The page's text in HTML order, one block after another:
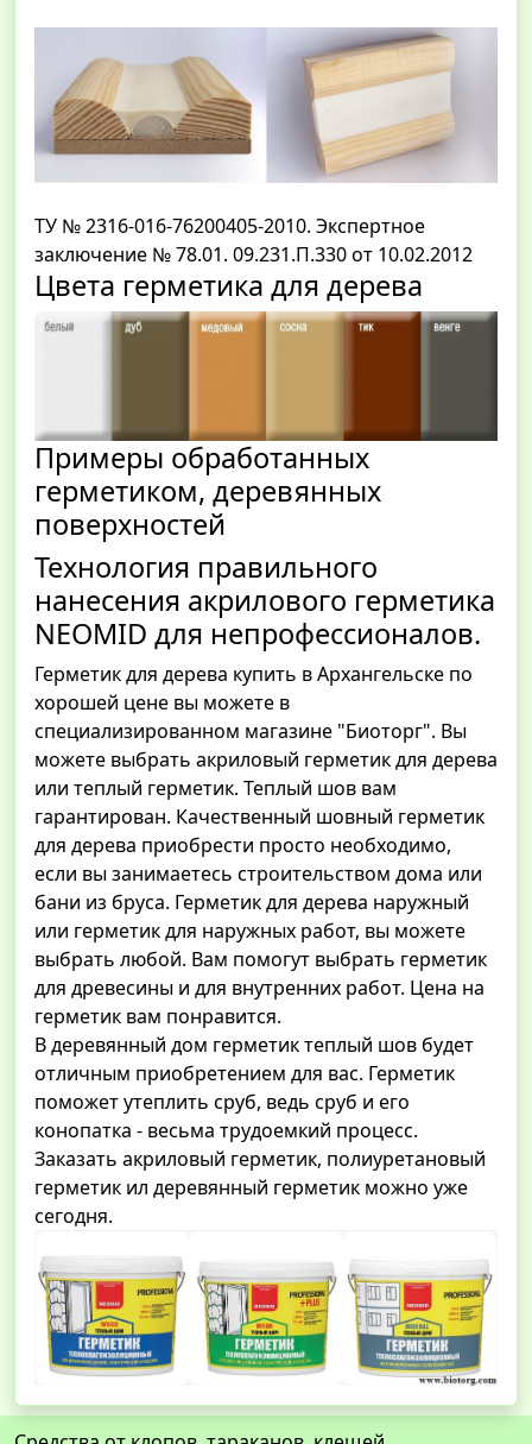
ТУ № 2316-016-76200405-2010. Экспертное
заключение № 78.01. 09.231.П.330 от 10.02.2012
Цвета герметика для дерева
Примеры обработанных
герметиком, деревянных
поверхностей
Технология правильного
нанесения акрилового герметика
NEOMID для непрофессионалов.
Герметик для дерева купить в Архангельске по
хорошей цене вы можете в
специализированном магазине "Биоторг". Вы
можете выбрать акриловый герметик для дерева
или теплый герметик. Теплый шов вам
гарантирован. Качественный шовный герметик
для дерева приобрести просто необходимо,
если вы занимаетесь строительством дома или
бани из бруса. Герметик для дерева наружный
или герметик для наружных работ, вы можете
выбрать любой. Вам помогут выбрать герметик
для древесины и для внутренних работ. Цена на
герметик вам понравится.
В деревянный дом герметик теплый шов будет
отличным приобретением для вас. Герметик
поможет утеплить сруб, ведь сруб и его
конопатка - весьма трудоемкий процесс.
Заказать акриловый герметик, полиуретановый
герметик ил деревянный герметик можно уже
сегодня.